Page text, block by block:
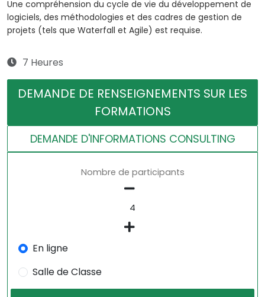
Une compréhension du cycle de vie du développement de
logiciels, des méthodologies et des cadres de gestion de
projets (tels que Waterfall et Agile) est requise.
7 Heures
DEMANDE DE RENSEIGNEMENTS SUR LES
FORMATIONS
DEMANDE D'INFORMATIONS CONSULTING
Nombre de participants
En ligne
Salle de Classe